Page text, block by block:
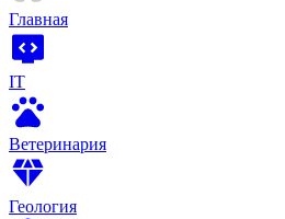
Главная
IT
Ветеринария
Геология